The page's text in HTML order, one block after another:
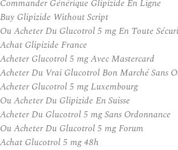
Commander Générique Glipizide En Ligne
Buy Glipizide Without Script
Ou Acheter Du Glucotrol 5 mg En Toute
Achat Glipizide France
Acheter Glucotrol 5 mg Avec Mastercard
Acheter Du Vrai Glucotrol Bon Marché Sans
Acheter Glucotrol 5 mg Luxembourg
Ou Acheter Du Glipizide En Suisse
Acheter Du Glucotrol 5 mg Sans Ordonnance
Ou Acheter Du Glucotrol 5 mg Forum
Achat Glucotrol 5 mg 48h